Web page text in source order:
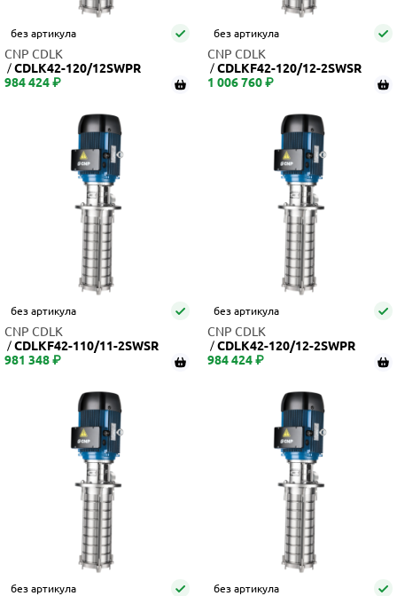
без артикула
CNP CDLK
CDLK42-120/12SWPR
984 424 ₽
без артикула
CNP CDLK
CDLKF42-120/12-2SWSR
1 006 760 ₽
без артикула
CNP CDLK
CDLKF42-110/11-2SWSR
981 348 ₽
без артикула
CNP CDLK
CDLK42-120/12-2SWPR
984 424 ₽
без артикула без артикула